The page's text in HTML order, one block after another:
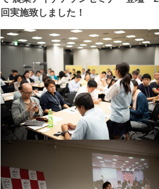
回実施致しました！